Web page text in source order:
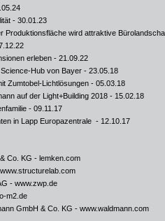
- 30.01.23
Produktionsfläche wird attraktive
erleben - 21.09.22
Hub von Bayer - 23.05.18
Zumtobel-Lichtlösungen - 05.03.18
auf der Light+Building 2018 - 15.02.18
- 09.11.17
in Lapp Europazentrale - 12.10.17
Co. KG - lemken.com
www.structurelab.com
- www.zwp.de
m2.de
GmbH & Co. KG - www.waldmann.com